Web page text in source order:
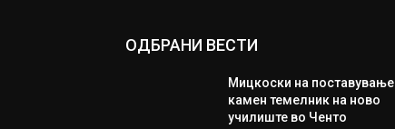
ОДБРАНИ ВЕСТИ
Мицкоски на поставување
камен темелник на ново
училиште во Ченто